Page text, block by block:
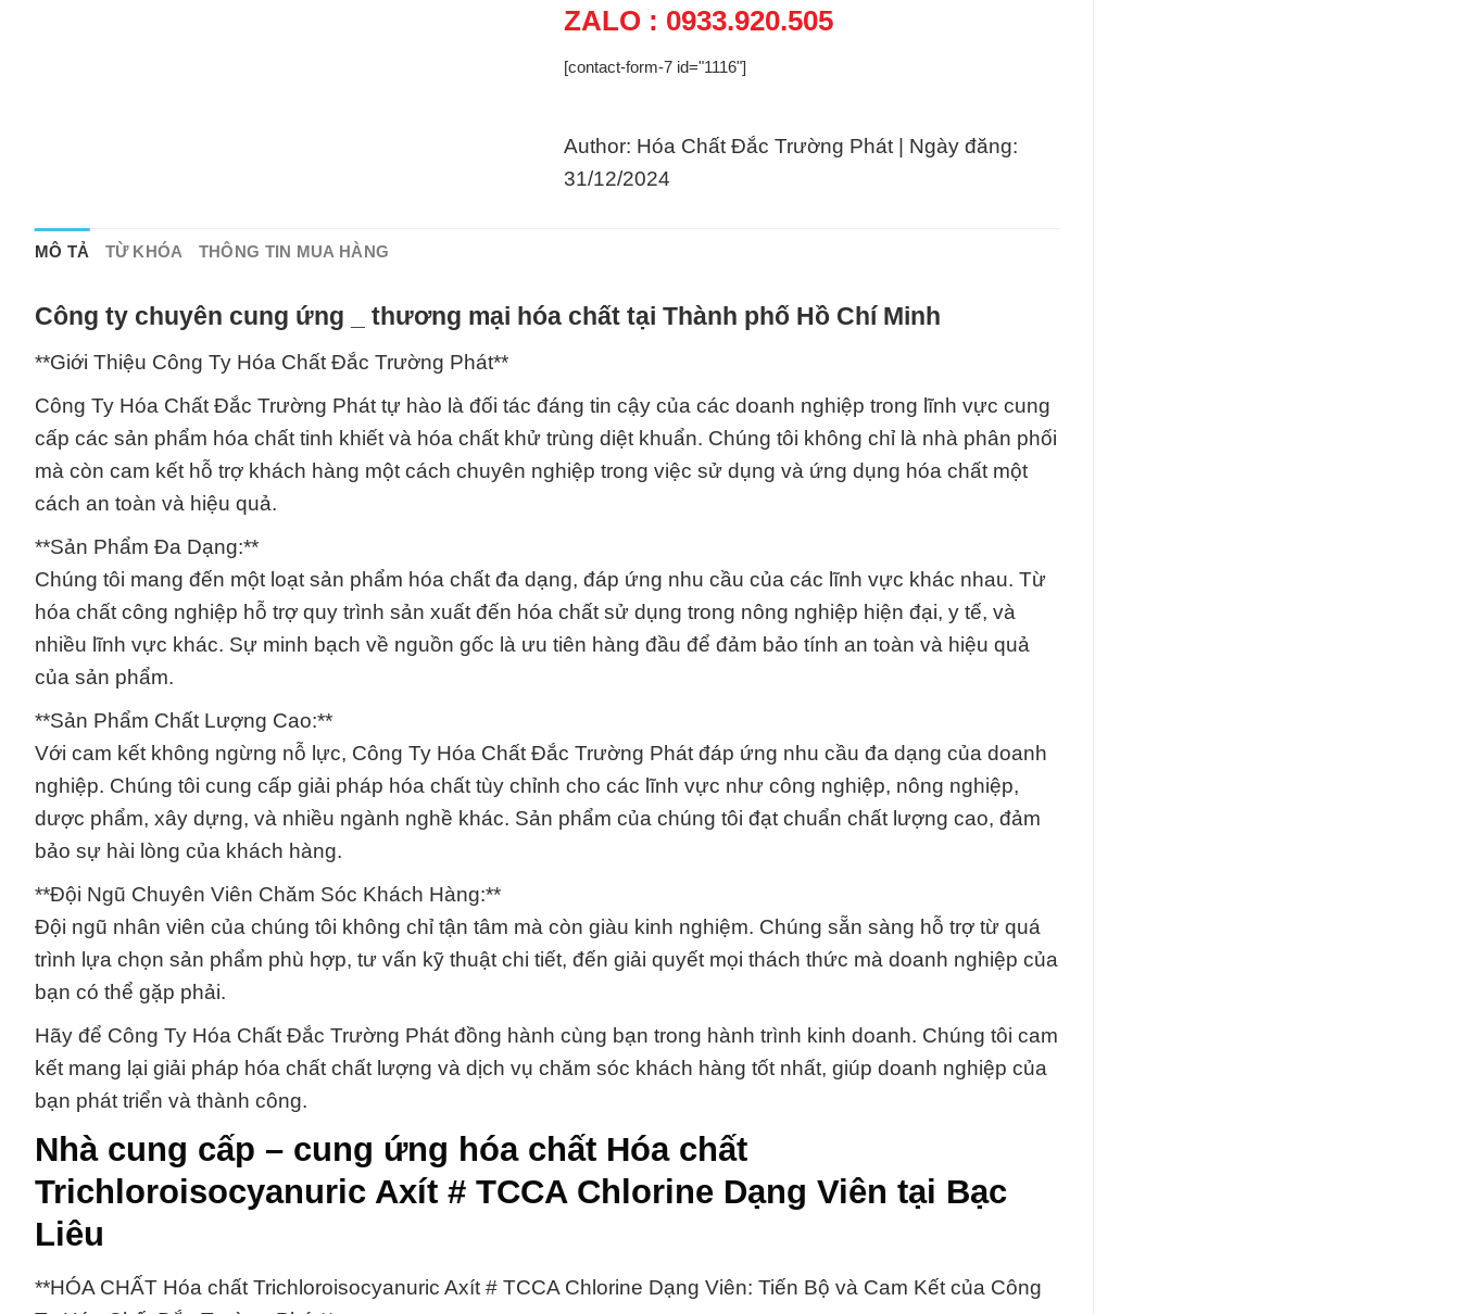
ZALO : 0933.920.505
[contact-form-7 id="1116"]
Author: Hóa Chất Đắc Trường Phát | Ngày đăng:
31/12/2024
MÔ TẢ TỪ KHÓA THÔNG TIN MUA HÀNG
Công ty chuyên cung ứng _ thương mại hóa chất tại Thành phố Hồ Chí Minh
**Giới Thiệu Công Ty Hóa Chất Đắc Trường Phát**
Công Ty Hóa Chất Đắc Trường Phát tự hào là đối tác đáng tin cậy của các doanh nghiệp trong lĩnh vực cung
cấp các sản phẩm hóa chất tinh khiết và hóa chất khử trùng diệt khuẩn. Chúng tôi không chỉ là nhà phân phối
mà còn cam kết hỗ trợ khách hàng một cách chuyên nghiệp trong việc sử dụng và ứng dụng hóa chất một
cách an toàn và hiệu quả.
**Sản Phẩm Đa Dạng:**
Chúng tôi mang đến một loạt sản phẩm hóa chất đa dạng, đáp ứng nhu cầu của các lĩnh vực khác nhau. Từ
hóa chất công nghiệp hỗ trợ quy trình sản xuất đến hóa chất sử dụng trong nông nghiệp hiện đại, y tế, và
nhiều lĩnh vực khác. Sự minh bạch về nguồn gốc là ưu tiên hàng đầu để đảm bảo tính an toàn và hiệu quả
của sản phẩm.
**Sản Phẩm Chất Lượng Cao:**
Với cam kết không ngừng nỗ lực, Công Ty Hóa Chất Đắc Trường Phát đáp ứng nhu cầu đa dạng của doanh
nghiệp. Chúng tôi cung cấp giải pháp hóa chất tùy chỉnh cho các lĩnh vực như công nghiệp, nông nghiệp,
dược phẩm, xây dựng, và nhiều ngành nghề khác. Sản phẩm của chúng tôi đạt chuẩn chất lượng cao, đảm
bảo sự hài lòng của khách hàng.
**Đội Ngũ Chuyên Viên Chăm Sóc Khách Hàng:**
Đội ngũ nhân viên của chúng tôi không chỉ tận tâm mà còn giàu kinh nghiệm. Chúng sẵn sàng hỗ trợ từ quá
trình lựa chọn sản phẩm phù hợp, tư vấn kỹ thuật chi tiết, đến giải quyết mọi thách thức mà doanh nghiệp của
bạn có thể gặp phải.
Hãy để Công Ty Hóa Chất Đắc Trường Phát đồng hành cùng bạn trong hành trình kinh doanh. Chúng tôi cam
kết mang lại giải pháp hóa chất chất lượng và dịch vụ chăm sóc khách hàng tốt nhất, giúp doanh nghiệp của
bạn phát triển và thành công.
Nhà cung cấp – cung ứng hóa chất Hóa chất
Trichloroisocyanuric Axít # TCCA Chlorine Dạng Viên tại Bạc
Liêu
**HÓA CHẤT Hóa chất Trichloroisocyanuric Axít # TCCA Chlorine Dạng Viên: Tiến Bộ và Cam Kết của Công